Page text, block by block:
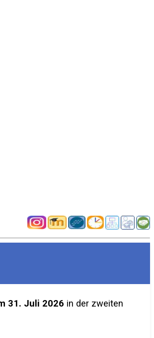
31. Juli 2026 in der zweiten